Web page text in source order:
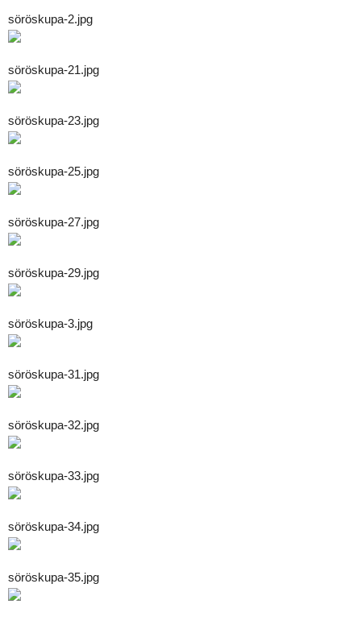
söröskupa-2.jpg
söröskupa-21.jpg
söröskupa-23.jpg
söröskupa-25.jpg
söröskupa-27.jpg
söröskupa-29.jpg
söröskupa-3.jpg
söröskupa-31.jpg
söröskupa-32.jpg
söröskupa-33.jpg
söröskupa-34.jpg
söröskupa-35.jpg